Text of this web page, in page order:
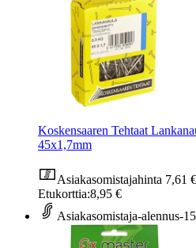
Koskensaaren Tehtaat
45x1,7mm
Asiakasomistajahinta 7,61 €
Etukorttia:8,95 €
Asiakasomistaja-alennus-